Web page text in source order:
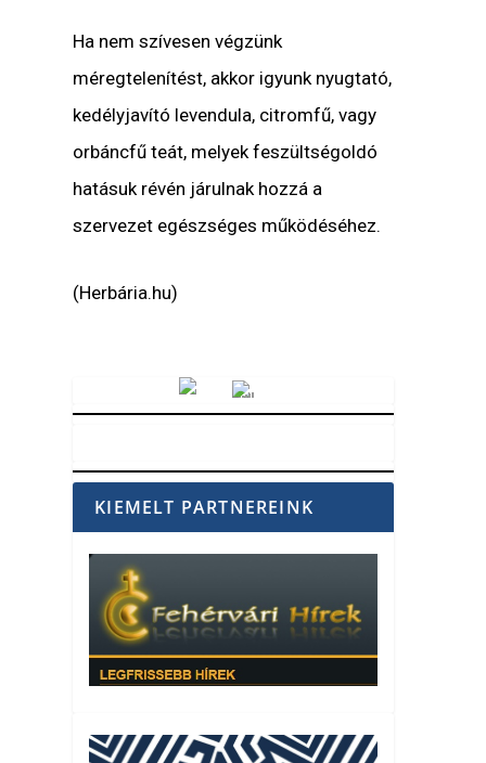
Ha nem szívesen végzünk
méregtelenítést, akkor igyunk nyugtató,
kedélyjavító levendula, citromfű, vagy
orbáncfű teát, melyek feszültségoldó
hatásuk révén járulnak hozzá a
szervezet egészséges működéséhez.
(Herbária.hu)
KIEMELT PARTNEREINK